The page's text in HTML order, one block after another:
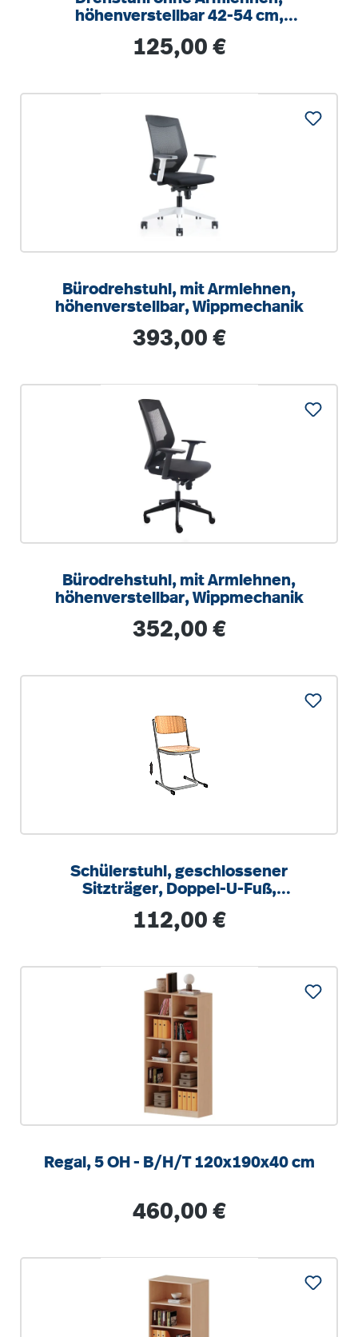
höhenverstellbar 42-54 cm,
Regulärer Preis:
125,00 €
Bürodrehstuhl, mit Armlehnen,
höhenverstellbar, Wippmechanik
Regulärer Preis:
393,00 €
Bürodrehstuhl, mit Armlehnen,
höhenverstellbar, Wippmechanik
Regulärer Preis:
352,00 €
Schülerstuhl, geschlossener
Sitzträger, Doppel-U-Fuß,
Regulärer Preis:
112,00 €
Regal, 5 OH - B/H/T 120x190x40 cm
Regulärer Preis:
460,00 €